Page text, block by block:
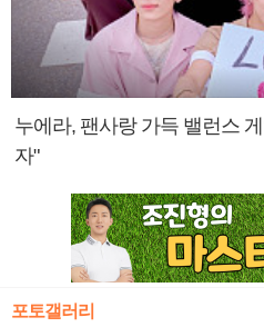
누에라, 팬사랑 가득 밸런스
자"
포토갤러리